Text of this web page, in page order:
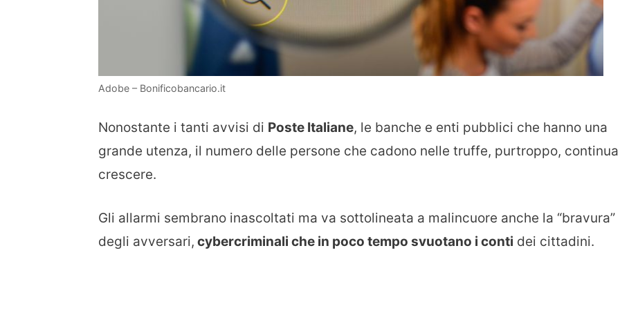
Adobe – Bonificobancario.it
Nonostante i tanti avvisi di Poste Italiane, le banche e enti pubblici che hanno una
grande utenza, il numero delle persone che cadono nelle truffe, purtroppo,
crescere.
Gli allarmi sembrano inascoltati ma va sottolineata a malincuore anche la “bravura”
degli avversari, cybercriminali che in poco tempo svuotano i conti dei cittadini.